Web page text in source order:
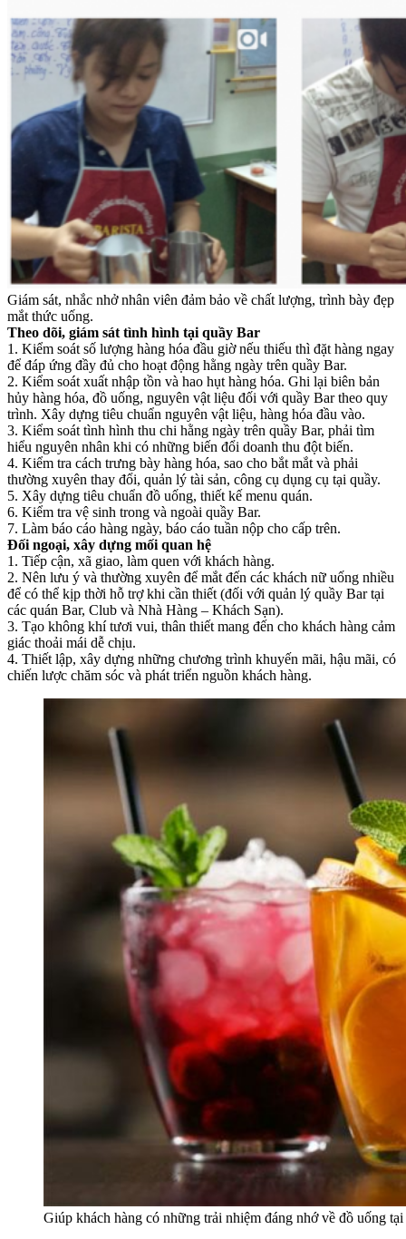
Giám sát, nhắc nhở nhân viên đảm bảo về chất lượng, trình bày đẹp
mắt thức uống.
Theo dõi, giám sát tình hình tại quầy Bar
1. Kiểm soát số lượng hàng hóa đầu giờ nếu thiếu thì đặt hàng ngay
để đáp ứng đầy đủ cho hoạt động hằng ngày trên quầy Bar.
2. Kiểm soát xuất nhập tồn và hao hụt hàng hóa. Ghi lại biên bản
hủy hàng hóa, đồ uống, nguyên vật liệu đối với quầy Bar theo quy
trình. Xây dựng tiêu chuẩn nguyên vật liệu, hàng hóa đầu vào.
3. Kiểm soát tình hình thu chi hằng ngày trên quầy Bar, phải tìm
hiểu nguyên nhân khi có những biến đổi doanh thu đột biến.
4. Kiểm tra cách trưng bày hàng hóa, sao cho bắt mắt và phải
thường xuyên thay đổi, quản lý tài sản, công cụ dụng cụ tại quầy.
5. Xây dựng tiêu chuẩn đồ uống, thiết kế menu quán.
6. Kiểm tra vệ sinh trong và ngoài quầy Bar.
7. Làm báo cáo hàng ngày, báo cáo tuần nộp cho cấp trên.
Đối ngoại, xây dựng mối quan hệ
1. Tiếp cận, xã giao, làm quen với khách hàng.
2. Nên lưu ý và thường xuyên để mắt đến các khách nữ uống nhiều
để có thể kịp thời hỗ trợ khi cần thiết (đối với quản lý quầy Bar tại
các quán Bar, Club và Nhà Hàng – Khách Sạn).
3. Tạo không khí tươi vui, thân thiết mang đến cho khách hàng cảm
giác thoải mái dễ chịu.
4. Thiết lập, xây dựng những chương trình khuyến mãi, hậu mãi, có
chiến lược chăm sóc và phát triển nguồn khách hàng.
Giúp khách hàng có những trải nhiệm đáng nhớ về đồ uống tại